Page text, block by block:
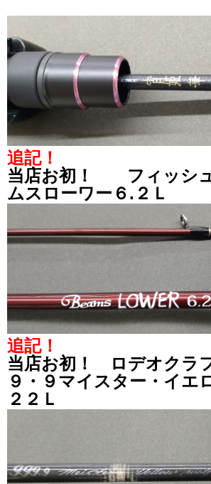
追記！
当店お初！ フィッシ
ムスローワー６.２Ｌ
追記！
当店お初！ ロデオクラ
９・９マイスター・イエ
２２Ｌ